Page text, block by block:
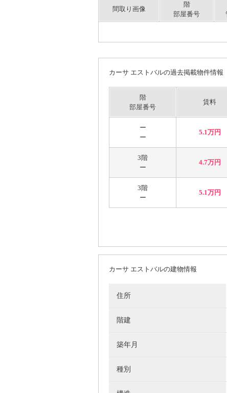
間取り画像
階
部屋番号
カーサ エストバルの過去掲載物件情報
階
部屋番号
賃料
ー
ー
5.1万円
3階
ー
4.7万円
3階
ー
5.1万円
カーサ エストバルの建物情報
住所
階建
築年月
種別